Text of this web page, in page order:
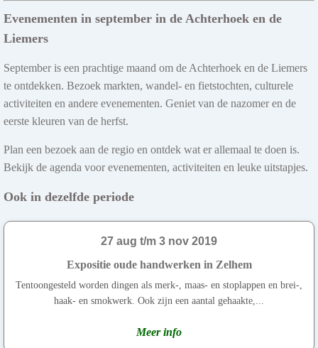
Evenementen in september in de Achterhoek en de
Liemers
September is een prachtige maand om de Achterhoek en de Liemers
te ontdekken. Bezoek markten, wandel- en fietstochten, culturele
activiteiten en andere evenementen. Geniet van de nazomer en de
eerste kleuren van de herfst.
Plan een bezoek aan de regio en ontdek wat er allemaal te doen is.
Bekijk de agenda voor evenementen, activiteiten en leuke uitstapjes.
Ook in dezelfde periode
27 aug t/m 3 nov 2019
Expositie oude handwerken in Zelhem
Tentoongesteld worden dingen als merk-, maas- en stoplappen en brei-,
haak- en smokwerk. Ook zijn een aantal gehaakte,...
Meer info